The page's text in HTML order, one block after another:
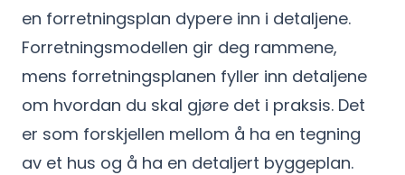
en forretningsplan dypere inn i detaljene.
Forretningsmodellen gir deg rammene,
mens forretningsplanen fyller inn detaljene
om hvordan du skal gjøre det i praksis. Det
er som forskjellen mellom å ha en tegning
av et hus og å ha en detaljert byggeplan.